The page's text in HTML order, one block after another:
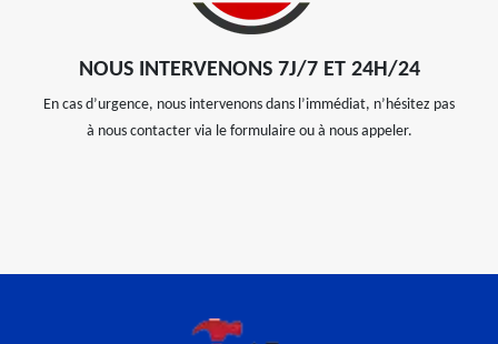
NOUS INTERVENONS 7J/7 ET 24H/24
En cas d’urgence, nous intervenons dans l’immédiat, n’hésitez pas
à nous contacter via le formulaire ou à nous appeler.